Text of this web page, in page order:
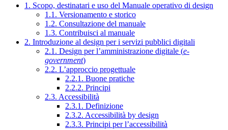
1. Scopo, destinatari e uso del Manuale operativo di design
1.1. Versionamento e storico
1.2. Consultazione del manuale
1.3. Contribuisci al manuale
2. Introduzione al design per i servizi pubblici digitali
2.1. Design per l’amministrazione digitale (e-
government)
2.2. L’approccio progettuale
2.2.1. Buone pratiche
2.2.2. Principi
2.3. Accessibilità
2.3.1. Definizione
2.3.2. Accessibilità by design
2.3.3. Principi per l’accessibilità